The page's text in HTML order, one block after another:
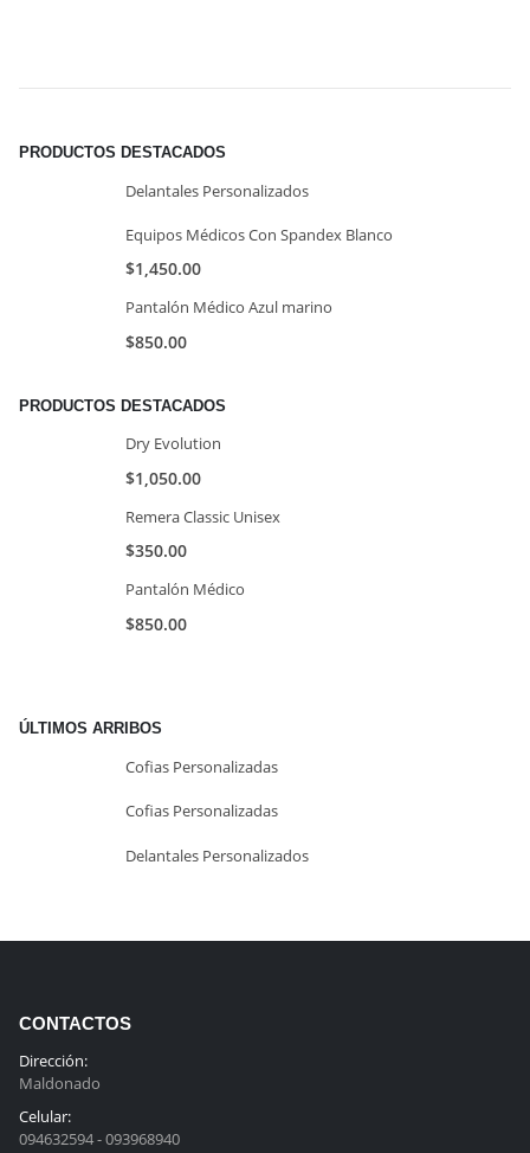
PRODUCTOS DESTACADOS
Delantales Personalizados
Equipos Médicos Con Spandex Blanco
$1,450.00
Pantalón Médico Azul marino
$850.00
PRODUCTOS DESTACADOS
Dry Evolution
$1,050.00
Remera Classic Unisex
$350.00
Pantalón Médico
$850.00
ÚLTIMOS ARRIBOS
Cofias Personalizadas
Cofias Personalizadas
Delantales Personalizados
CONTACTOS
Dirección:
Maldonado
Celular:
094632594 - 093968940